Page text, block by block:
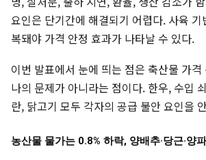
요인은 단기간에 해결되기 어렵다. 사육 기
복돼야 가격 안정 효과가 나타날 수 있다.
이번 발표에서 눈에 띄는 점은 축산물 가
나의 문제가 아니라는 점이다. 한우, 수입
란, 닭고기 모두 각자의 공급 불안 요인을
농산물 물가는 0.8% 하락, 양배추·당근·양